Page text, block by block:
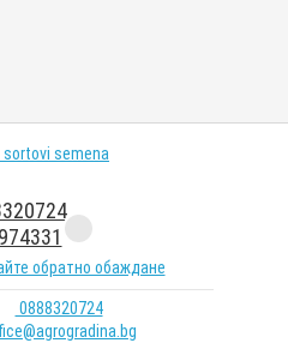
обратно обаждане
0888320724